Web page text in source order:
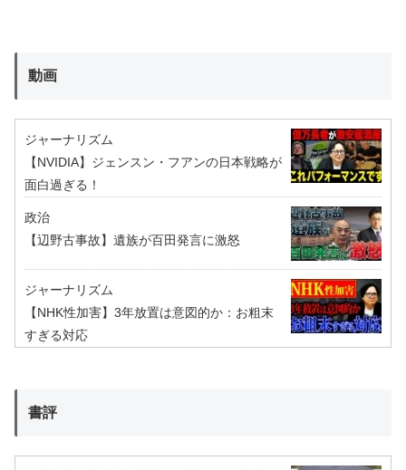
動画
ジャーナリズム
【NVIDIA】ジェンスン・フアンの日本戦略が
面白過ぎる！
政治
【辺野古事故】遺族が百田発言に激怒
ジャーナリズム
【NHK性加害】3年放置は意図的か：お粗末
すぎる対応
書評